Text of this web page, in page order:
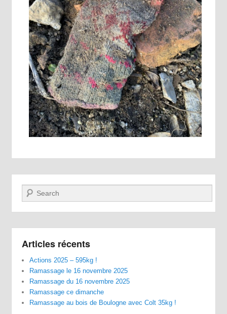
Recherche
Articles récents
Actions 2025 – 595kg !
Ramassage le 16 novembre 2025
Ramassage du 16 novembre 2025
Ramassage ce dimanche
Ramassage au bois de Boulogne avec Colt 35kg !